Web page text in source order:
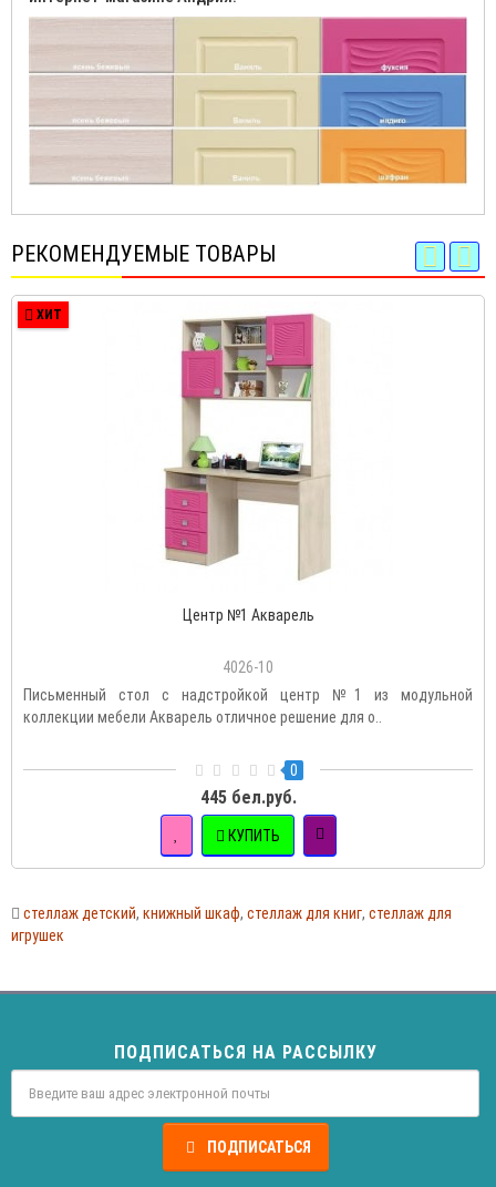
РЕКОМЕНДУЕМЫЕ ТОВАРЫ
ХИТ
Центр №1 Акварель
4026-10
Письменный стол с надстройкой центр №1 из модульной
коллекции мебели Акварель отличное решение для о..
0
445 бел.руб.
КУПИТЬ
стеллаж детский, книжный шкаф, стеллаж для книг, стеллаж для
игрушек
ПОДПИСАТЬСЯ НА РАССЫЛКУ
ПОДПИСАТЬСЯ